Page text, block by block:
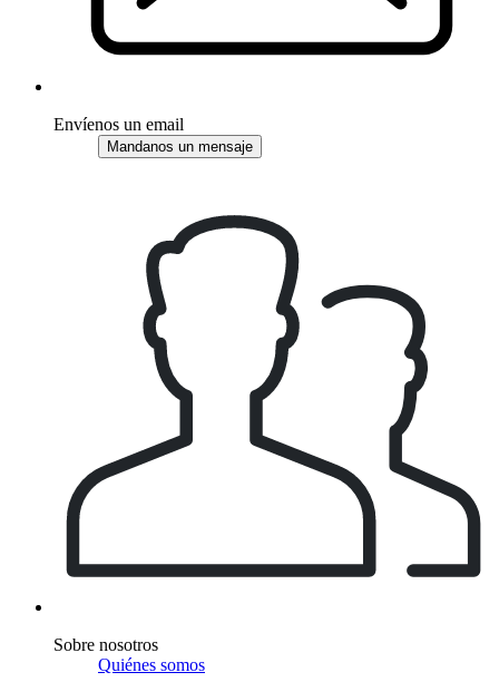
Envíenos un email
Mandanos un mensaje
Sobre nosotros
Quiénes somos